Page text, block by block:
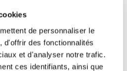
de personnaliser le
d'offrir des fonctionnalités
et d'analyser notre trafic.
ces identifiants, ainsi que
the imperfect is always formed the
-aient .